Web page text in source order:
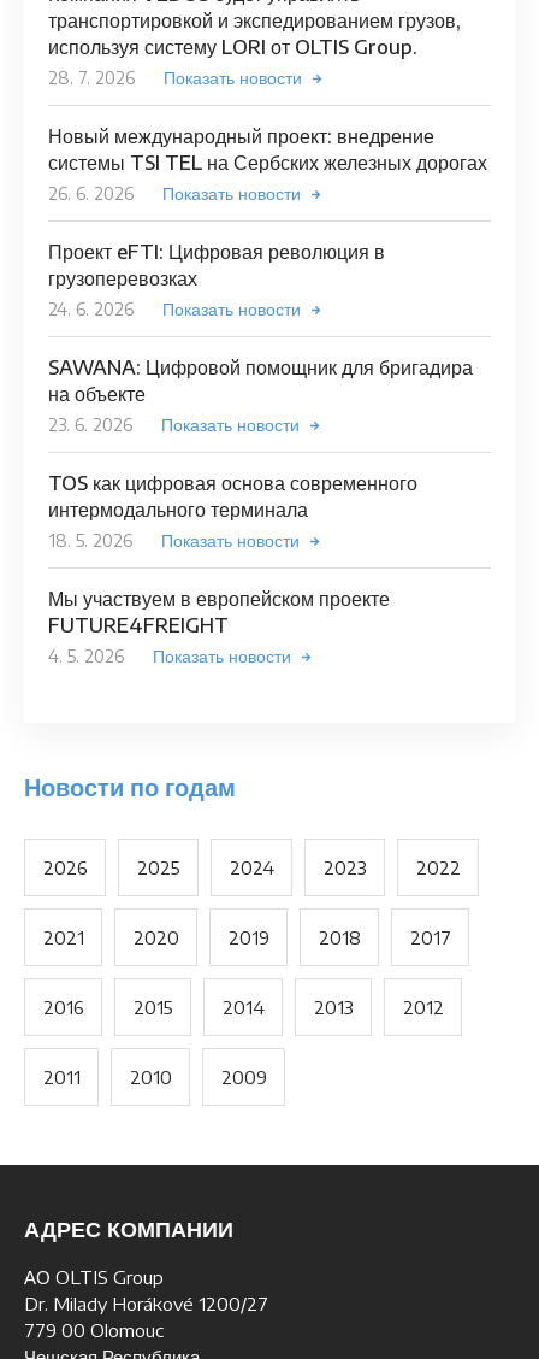
транспортировкой и экспедированием грузов,
используя систему LORI от OLTIS Group.
28. 7. 2026 Показать новости
Новый международный проект: внедрение
системы TSI TEL на Сербских железных дорогах
26. 6. 2026 Показать новости
Проект eFTI: Цифровая революция в
грузоперевозках
24. 6. 2026 Показать новости
SAWANA: Цифровой помощник для бригадира
на объекте
23. 6. 2026 Показать новости
TOS как цифровая основа современного
интермодального терминала
18. 5. 2026 Показать новости
Мы участвуем в европейском проекте
FUTURE4FREIGHT
4. 5. 2026 Показать новости
Новости по годам
2026 2025 2024 2023 2022
2021 2020 2019 2018 2017
2016 2015 2014 2013 2012
2011 2010 2009
АДРЕС КОМПАНИИ
АО OLTIS Group
Dr. Milady Horákové 1200/27
779 00 Olomouc